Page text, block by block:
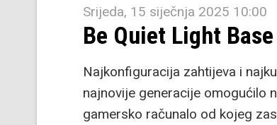
Srijeda, 15 siječnja 2025 10:00
Be Quiet Light
Najkonfiguracija zahtijeva i
najnovije generacije omogućilo
gamersko računalo od kojeg